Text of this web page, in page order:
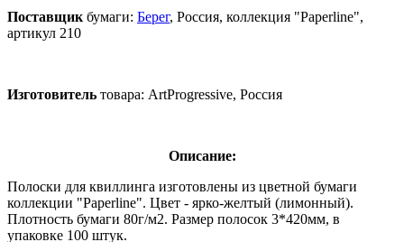
Поставщик бумаги: Берег, Россия, коллекция "Paperline",
артикул 210
Изготовитель товара: ArtProgressive, Россия
Описание:
Полоски для квиллинга изготовлены из цветной бумаги
коллекции "Paperline". Цвет - ярко-желтый (лимонный).
Плотность бумаги 80г/м2. Размер полосок 3*420мм, в
упаковке 100 штук.